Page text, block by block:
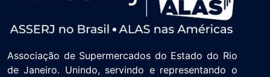
Associação de Supermercados do Estado do Rio
de Janeiro. Unindo, servindo e representando o